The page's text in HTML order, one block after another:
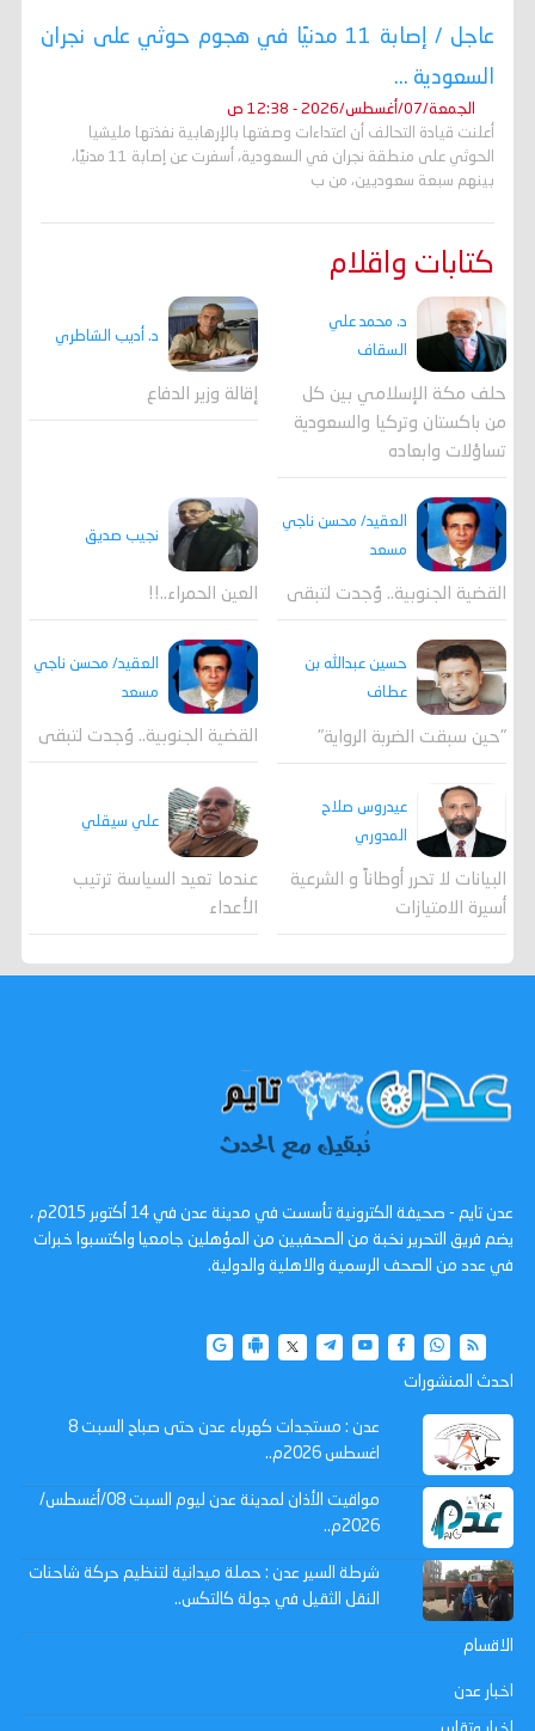
عاجل / إصابة 11 مدنيًا في هجوم حوثي على نجران
السعودية ...
الجمعة/07/أغسطس/2026 - 12:38 ص
أعلنت قيادة التحالف أن اعتداءات وصفتها بالإرهابية نفذتها مليشيا
الحوثي على منطقة نجران في السعودية، أسفرت عن إصابة 11 مدنيًا،
بينهم سبعة سعوديين، من ب
كتابات واقلام
د. محمد علي
السقاف
حلف مكة الإسلامي بين كل
من باكستان وتركيا والسعودية
تساؤلات وابعاده
د. أديب الشاطري
إقالة وزير الدفاع
العقيد/ محسن ناجي
مسعد
القضية الجنوبية.. وُجدت لتبقى
نجيب صديق
العين الحمراء..!!
حسين عبدالله بن
عطاف
"حين سبقت الضربة الرواية"
العقيد/ محسن ناجي
مسعد
القضية الجنوبية.. وُجدت لتبقى
عيدروس صلاح
المدوري
البيانات لا تحرر أوطاناً و الشرعية
أسيرة الامتيازات
علي سيقلي
عندما تعيد السياسة ترتيب
الأعداء
عدن تايم - صحيفة الكترونية تأسست في مدينة عدن في 14 أكتوبر 2015م ،
يضم فريق التحرير نخبة من الصحفيين من المؤهلين جامعيا واكتسبوا خبرات
في عدد من الصحف الرسمية والاهلية والدولية.
احدث المنشورات
عدن : مستجدات كهرباء عدن حتى صباح السبت 8
اغسطس 2026م..
مواقيت الأذان لمدينة عدن ليوم السبت 08/أغسطس/
2026م..
شرطة السير عدن : حملة ميدانية لتنظيم حركة شاحنات
النقل الثقيل في جولة كالتكس..
الاقسام
اخبار عدن